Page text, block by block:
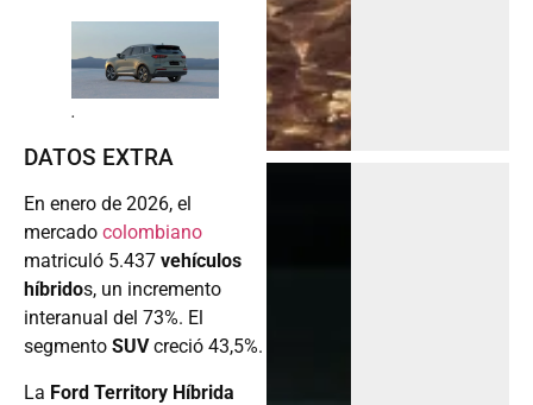
.
DATOS EXTRA
En enero de 2026, el
mercado colombiano
matriculó 5.437 vehículos
híbridos, un incremento
interanual del 73%. El
segmento SUVcreció 43,5%.
La Ford Territory Híbrida